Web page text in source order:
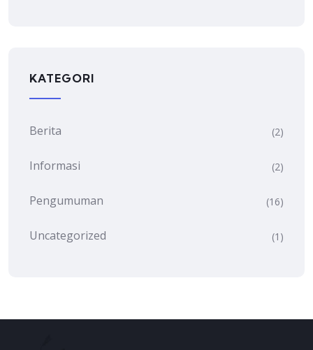
KATEGORI
Berita (2)
Informasi (2)
Pengumuman (16)
Uncategorized (1)